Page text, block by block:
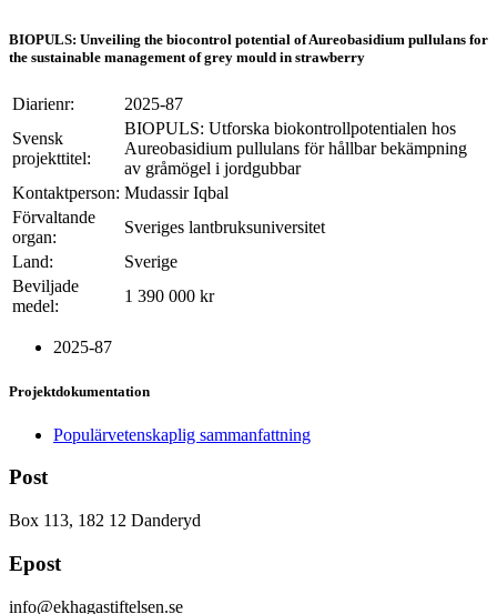
BIOPULS: Unveiling the biocontrol potential of Aureobasidium pullulans for
the sustainable management of grey mould in strawberry
Diarienr:
2025-87
Svensk
projekttitel:
BIOPULS: Utforska biokontrollpotentialen hos
Aureobasidium pullulans för hållbar bekämpning
av gråmögel i jordgubbar
Kontaktperson: Mudassir Iqbal
Förvaltande
organ:
Sveriges lantbruksuniversitet
Land:
Sverige
Beviljade
medel:
1 390 000 kr
2025-87
Projektdokumentation
Populärvetenskaplig sammanfattning
Post
Box 113, 182 12 Danderyd
Epost
info@ekhagastiftelsen.se